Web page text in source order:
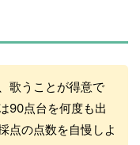
歌うことが得意で
90点台を何度も出
点の点数を自慢しよ